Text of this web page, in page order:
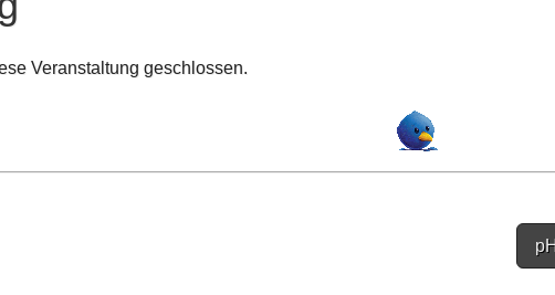
Veranstaltung geschlossen.